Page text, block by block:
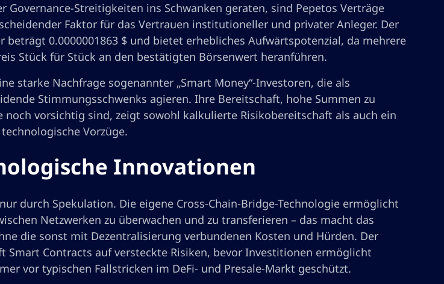
Governance-Streitigkeiten ins Schwanken geraten, sind Pepetos Verträge
Faktor für das Vertrauen institutioneller und privater Anleger. Der
beträgt 0.0000001863 $ und bietet erhebliches Aufwärtspotenzial, da mehrere
Stück für Stück an den bestätigten Börsenwert heranführen.
starke Nachfrage sogenannter „Smart Money“-Investoren, die als
Stimmungsschwenks agieren. Ihre Bereitschaft, hohe Summen zu
noch vorsichtig sind, zeigt sowohl kalkulierte Risikobereitschaft als auch ein
Vorzüge.
Innovationen
durch Spekulation. Die eigene Cross-Chain-Bridge-Technologie ermöglicht
Netzwerken zu überwachen und zu transferieren – das macht das
die sonst mit Dezentralisierung verbundenen Kosten und Hürden. Der
Smart Contracts auf versteckte Risiken, bevor Investitionen ermöglicht
vor typischen Fallstricken im DeFi- und Presale-Markt geschützt.